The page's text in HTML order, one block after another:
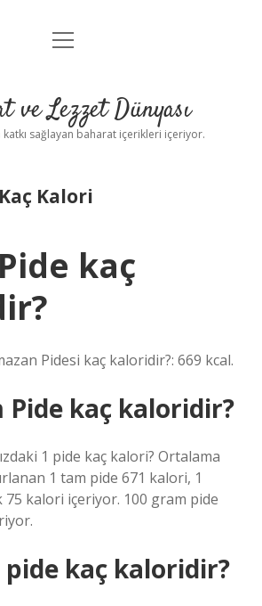
Anasayfa
Yasal Uyarı
menüyü
ve Lezzet Dünyası
sağlayan baharat içerikleri içeriyor.
Kalori
kaç
Pidesi kaç kaloridir?: 669 kcal.
Pide kaç kaloridir?
1 pide kaç kalori? Ortalama
1 tam pide 671 kalori, 1
75 kalori içeriyor. 100 gram pide
pide kaç kaloridir?